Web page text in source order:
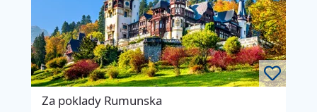
Za poklady Rumunska